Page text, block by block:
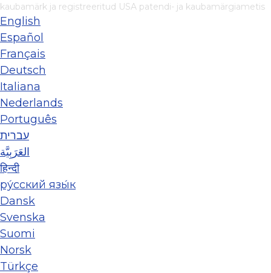
kaubamärk ja registreeritud USA patendi- ja kaubamärgiametis
English
Español
Français
Deutsch
Italiana
Nederlands
Português
עברית
العَرَبِيَّة
हिन्दी
ру́сский язы́к
Dansk
Svenska
Suomi
Norsk
Türkçe